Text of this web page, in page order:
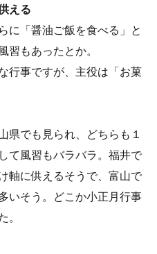
える
に「醤油ご飯を食べる」と
もあったとか。
行事ですが、主役は「お菓
県でも見られ、どちらも１
て風習もバラバラ。福井で
軸に供えるそうで、富山で
いそう。どこか小正月行事